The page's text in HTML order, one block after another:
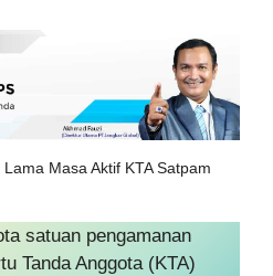
Lama Masa Aktif KTA Satpam
satuan pengamanan
Tanda Anggota (KTA)